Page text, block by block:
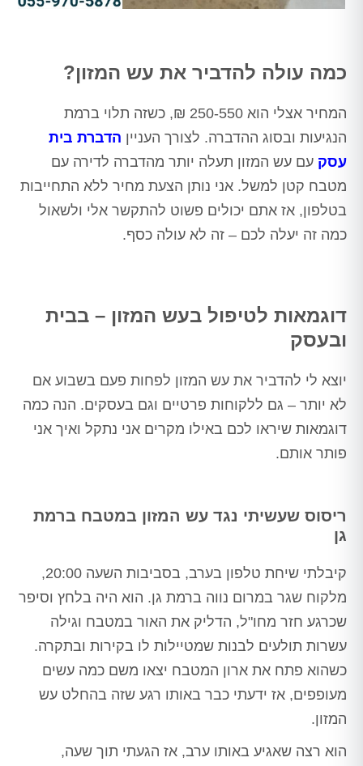
כמה עולה להדביר את עש המזון?
המחיר אצלי הוא 250-550 ₪, כשזה תלוי ברמת
הנגיעות ובסוג ההדברה. לצורך העניין הדברת בית
עסק עם עש המזון תעלה יותר מהדברה לדירה עם
מטבח קטן למשל. אני נותן הצעת מחיר ללא התחייבות
בטלפון, אז אתם יכולים פשוט להתקשר אלי ולשאול
כמה זה יעלה לכם – זה לא עולה כסף.
דוגמאות לטיפול בעש המזון – בבית
ובעסק
יוצא לי להדביר את עש המזון לפחות פעם בשבוע אם
לא יותר – גם ללקוחות פרטיים וגם בעסקים. הנה כמה
דוגמאות שיראו לכם באילו מקרים אני נתקל ואיך אני
פותר אותם.
ריסוס שעשיתי נגד עש המזון במטבח ברמת
גן
קיבלתי שיחת טלפון בערב, בסביבות השעה 20:00,
מלקוח שגר במרום נווה ברמת גן. הוא היה בלחץ וסיפר
שכרגע חזר מחו"ל, הדליק את האור במטבח וגילה
עשרות תולעים לבנות שמטיילות לו בקירות ובתקרה.
כשהוא פתח את ארון המטבח יצאו משם כמה עשים
מעופפים, אז ידעתי כבר באותו רגע שזה בהחלט עש
המזון.
הוא רצה שאגיע באותו ערב, אז הגעתי תוך שעה,